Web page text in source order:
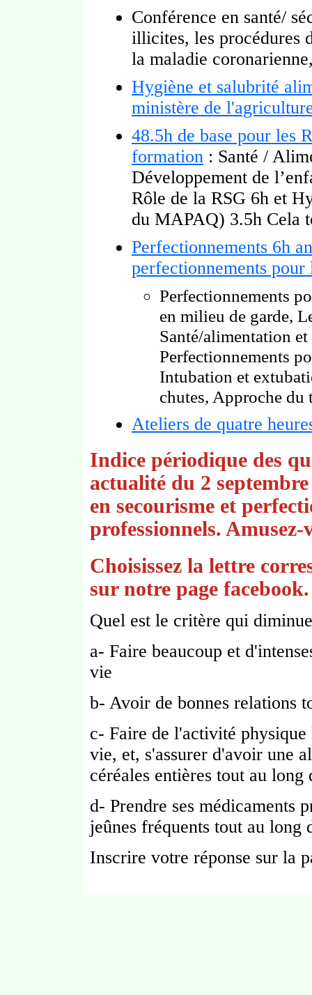
Conférence en santé/
illicites, les procédures
la maladie
Hygiène et salubrité
ministère de
48.5h de base pour les
formation : Santé /
Développement de
Rôle de la RSG 6h et
du MAPAQ) 3.5h Cela
Perfectionnements 6h
perfectionnements pour
Perfectionnements
en milieu de garde,
Santé/alimentation
Perfectionnements
Intubation et
chutes, Approche
Ateliers de quatre
Indice périodique des
actualité du 2
en secourisme et
professionnels. Amusez-
Choisissez la lettre
sur notre page facebook.
Quel est le critère qui
a- Faire beaucoup et
vie
b- Avoir de bonnes relations
c- Faire de l'activité physique
vie, et, s'assurer d'avoir une
céréales entières tout au long
d- Prendre ses médicaments
jeûnes fréquents tout au long
Inscrire votre réponse sur la